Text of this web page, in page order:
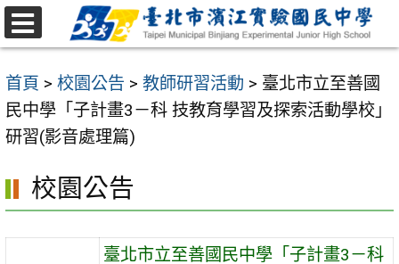
跳
至
要
內
容
首頁 > 校園公告 > 教師研習活動 > 臺北市立至善國
民中學「子計畫3－科 技教育學習及探索活動學校」
研習(影音處理篇)
校園公告
臺北市立至善國民中學「子計畫3－科
選
單